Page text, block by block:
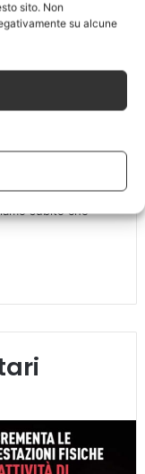
sito. Non
su alcune
un determinato
subito che